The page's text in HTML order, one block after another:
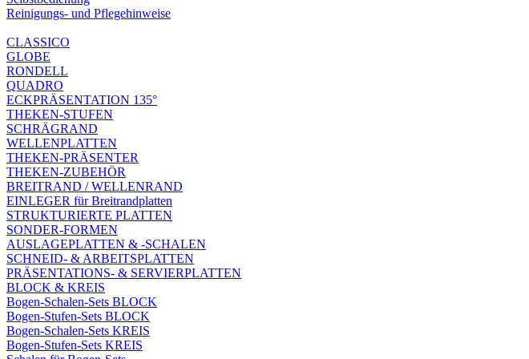
Reinigungs- und Pflegehinweise
CLASSICO
GLOBE
RONDELL
QUADRO
ECKPRÄSENTATION 135°
THEKEN-STUFEN
SCHRÄGRAND
WELLENPLATTEN
THEKEN-PRÄSENTER
THEKEN-ZUBEHÖR
BREITRAND / WELLENRAND
EINLEGER für Breitrandplatten
STRUKTURIERTE PLATTEN
SONDER-FORMEN
AUSLAGEPLATTEN & -SCHALEN
SCHNEID- & ARBEITSPLATTEN
PRÄSENTATIONS- & SERVIERPLATTEN
BLOCK & KREIS
Bogen-Schalen-Sets BLOCK
Bogen-Stufen-Sets BLOCK
Bogen-Schalen-Sets KREIS
Bogen-Stufen-Sets KREIS